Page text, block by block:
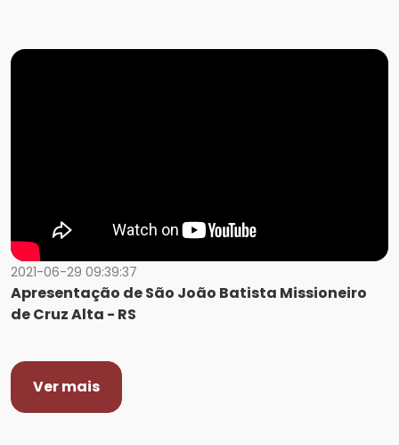
2021-06-29 09:39:37
Apresentação de São João Batista Missioneiro
de Cruz Alta - RS
Ver mais